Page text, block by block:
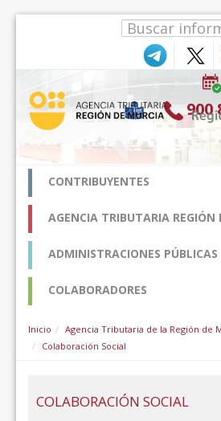
900
CONTRIBUYENTES
AGENCIA TRIBUTARIA REGIÓN
ADMINISTRACIONES PÚBLICAS
COLABORADORES
Inicio Agencia Tributaria de la Región de
Colaboración Social
COLABORACIÓN SOCIAL